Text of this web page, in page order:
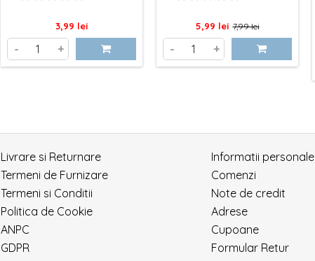
Pret
3,99 lei
- +
Pret
5,99 lei Pret
baza
7,99 lei
- +
Livrare si Returnare
Termeni de Furnizare
Termeni si Conditii
Politica de Cookie
ANPC
GDPR
Informatii personale
Comenzi
Note de credit
Adrese
Cupoane
Formular Retur